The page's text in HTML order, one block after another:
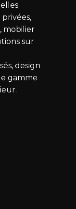
privées,
mobilier
sur
design
gamme